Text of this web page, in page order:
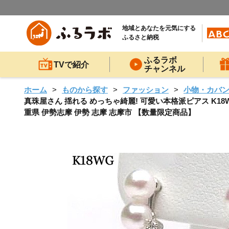
地域とあなたを元気にする
ふるさと納税
TVで紹介
ふるラボ
チャンネル
ホーム ものから探す ファッション
小物・カバ
真珠屋さん 揺れる めっちゃ綺麗! 可愛い本格派ピアス
重県 伊勢志摩 伊勢 志摩 志摩市 【数量限定商品】